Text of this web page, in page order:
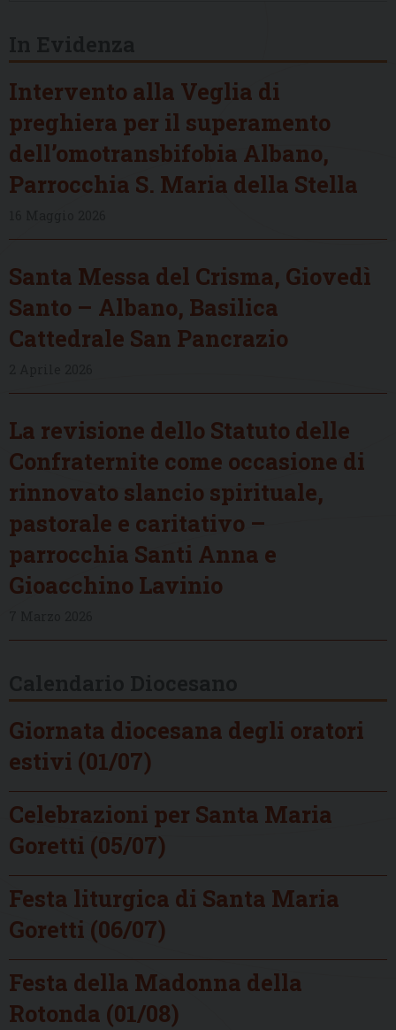
Intervento alla Veglia di
preghiera per il superamento
dell’omotransbifobia Albano,
Parrocchia S. Maria della Stella
Santa Messa del Crisma, Giovedì
Santo – Albano, Basilica
Cattedrale San Pancrazio
La revisione dello Statuto delle
Confraternite come occasione di
rinnovato slancio spirituale,
pastorale e caritativo –
parrocchia Santi Anna e
Gioacchino Lavinio
Giornata diocesana degli oratori
estivi (01/07)
Celebrazioni per Santa Maria
Goretti (05/07)
Festa liturgica di Santa Maria
Goretti (06/07)
Festa della Madonna della
Rotonda (01/08)